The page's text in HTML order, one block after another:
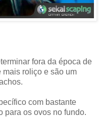
fora da época de
mais roliço e são um
com bastante
para os ovos no fundo.